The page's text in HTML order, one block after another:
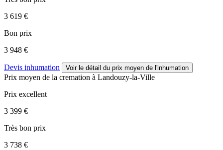
3 619 €
Bon prix
3 948 €
Devis inhumation Voir le détail du prix moyen de l'inhumation
Prix moyen de la cremation à Landouzy-la-Ville
Prix excellent
3 399 €
Très bon prix
3 738 €